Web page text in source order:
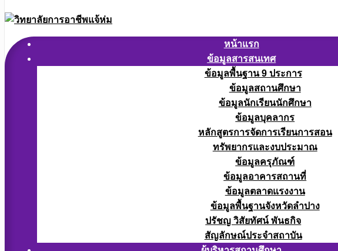
หน้าแรก
ข้อมูลสารสนเทศ
ข้อมูลพื้นฐาน 9 ประการ
ข้อมูลสถานศึกษา
ข้อมูลนักเรียนนักศึกษา
ข้อมูลบุคลากร
หลักสูตรการจัดการเรียนการสอน
ทรัพยากรและงบประมาณ
ข้อมูลครุภัณฑ์
ข้อมูลอาคารสถานที่
ข้อมูลตลาดแรงงาน
ข้อมูลพื้นฐานจังหวัดลำปาง
ปรัชญ วิสัยทัศน์ พันธกิจ
สัญลักษณ์ประจำสถาบัน